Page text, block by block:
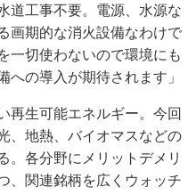
道工事不要。電源、水源な
画期的な消火設備なわけで
一切使わないので環境にも
の導入が期待されます」
再生可能エネルギー。今回
、地熱、バイオマスなどの
。各分野にメリットデメリ
、関連銘柄を広くウォッチ